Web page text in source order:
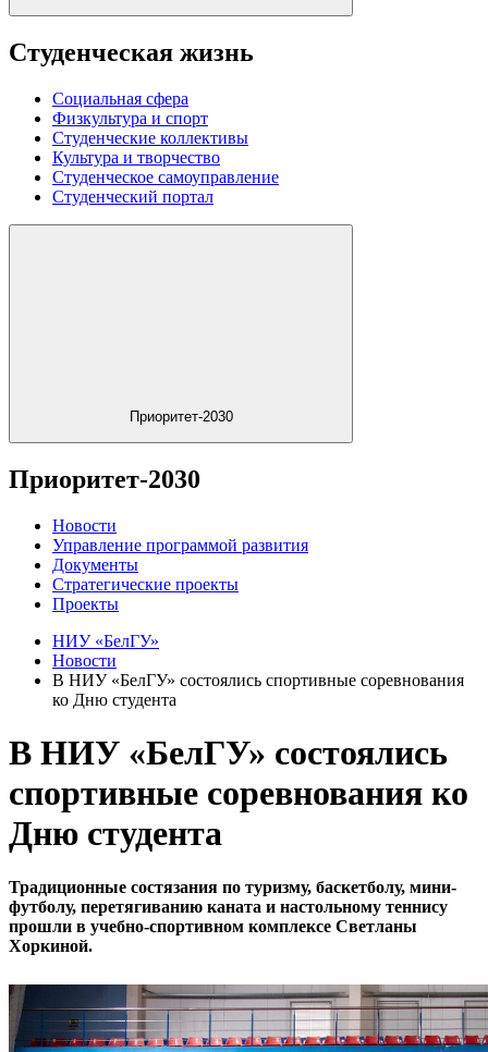
Студенческая жизнь
Социальная сфера
Физкультура и спорт
Студенческие коллективы
Культура и творчество
Студенческое самоуправление
Студенческий портал
Приоритет-2030
Приоритет-2030
Новости
Управление программой развития
Документы
Стратегические проекты
Проекты
НИУ «БелГУ»
Новости
В НИУ «БелГУ» состоялись спортивные соревнования
ко Дню студента
В НИУ «БелГУ» состоялись
спортивные соревнования ко
Дню студента
Традиционные состязания по туризму, баскетболу, мини-
футболу, перетягиванию каната и настольному теннису
прошли в учебно-спортивном комплексе Светланы
Хоркиной.